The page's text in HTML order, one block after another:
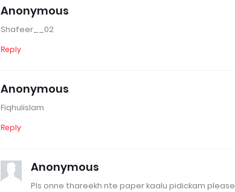
Anonymous
Shafeer__02
Reply
Anonymous
Fiqhulislam
Reply
Anonymous
Pls onne thareekh nte paper kaalu pidickam please